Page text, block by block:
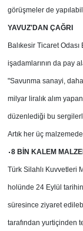
görüşmeler de
YAVUZ'DAN ÇAĞRI
Balıkesir Ticaret
işadamlarının da pay
"Savunma sanayi,
milyar liralık alım
düzenlediği bu
Artık her üç
8 BİN KALEM
Türk Silahlı Kuvvetleri
holünde 24 Eylül
süresince ziyaret
tarafından yurtiçinden